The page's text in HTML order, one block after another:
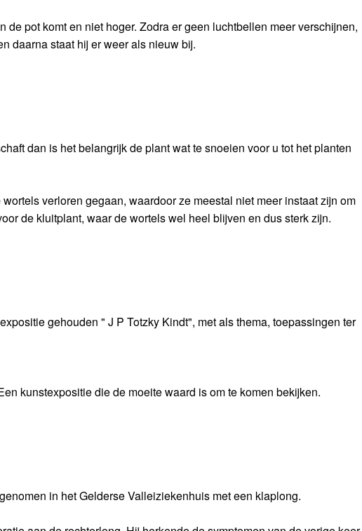
de pot komt en niet hoger. Zodra er geen luchtbellen meer verschijnen,
daarna staat hij er weer als nieuw bij.
dan is het belangrijk de plant wat te snoeien voor u tot het planten
verloren gegaan, waardoor ze meestal niet meer instaat zijn om
de kluitplant, waar de wortels wel heel blijven en dus sterk zijn.
gehouden " J P Totzky Kindt", met als thema, toepassingen ter
kunstexpositie die de moeite waard is om te komen bekijken.
in het Gelderse Valleiziekenhuis met een klaplong.